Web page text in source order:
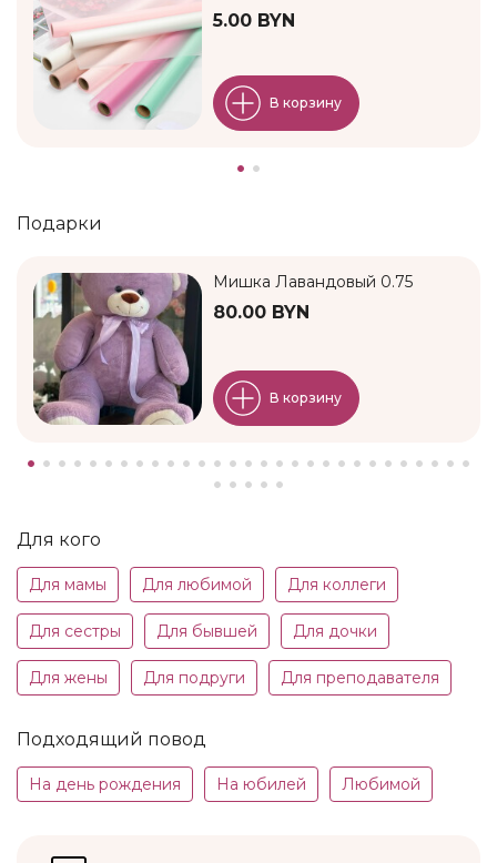
5.00 BYN
В корзину
Подарки
Мишка Лавандовый 0.75
80.00 BYN
В корзину
Для кого
Для мамы Для любимой Для коллеги
Для сестры Для бывшей Для дочки
Для жены Для подруги Для преподавателя
Подходящий повод
На день рождения На юбилей Любимой